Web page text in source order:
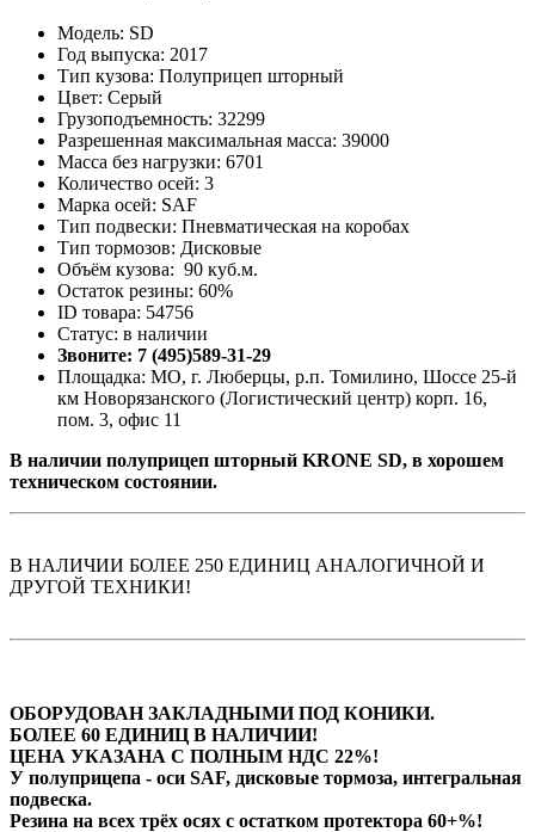
Модель: SD
Год выпуска: 2017
Тип кузова: Полуприцеп шторный
Цвет: Серый
Грузоподъемность: 32299
Разрешенная максимальная масса: 39000
Масса без нагрузки: 6701
Количество осей: 3
Марка осей: SAF
Тип подвески: Пневматическая на коробах
Тип тормозов: Дисковые
Объём кузова: 90 куб.м.
Остаток резины: 60%
ID товара: 54756
Статус: в наличии
Звоните: 7 (495)589-31-29
Площадка: МО, г. Люберцы, р.п. Томилино, Шоссе 25-й
км Новорязанского (Логистический центр) корп. 16,
пом. 3, офис 11
В наличии полуприцеп шторный KRONE SD, в хорошем
техническом состоянии.
В НАЛИЧИИ БОЛЕЕ 250 ЕДИНИЦ АНАЛОГИЧНОЙ И
ДРУГОЙ ТЕХНИКИ!
ОБОРУДОВАН ЗАКЛАДНЫМИ ПОД КОНИКИ.
БОЛЕЕ 60 ЕДИНИЦ В НАЛИЧИИ!
ЦЕНА УКАЗАНА С ПОЛНЫМ НДС 22%!
У полуприцепа - оси SAF, дисковые тормоза, интегральная
подвеска.
Резина на всех трёх осях с остатком протектора 60+%!